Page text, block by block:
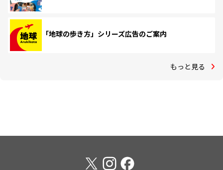
「地球の歩き方」シリーズ広告のご案内
もっと見る